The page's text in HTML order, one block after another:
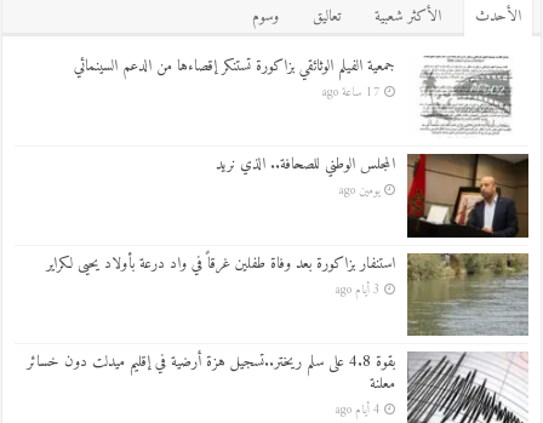
اﻷحدث اﻷكثر شعبية تعاليق
وسوم
جمعية الفيلم الوثائقي بزاكورة تستنكر إقصاءها من الدعم السينمائي
17 ساعة ago
المجلس الوطني للصحافة.. الذي نريد
يومين ago
استنفار بزاكورة بعد وفاة طفلين غرقاً في واد درعة بأولاد يحيى لكراير
3 أيام ago
بقوة 4.8 على سلم ريختر..تسجيل هزة أرضية في إقليم ميدلت دون خسائر
معلنة
4 أيام ago